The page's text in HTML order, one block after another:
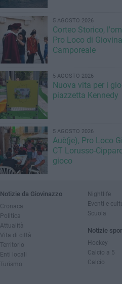
5 AGOSTO 2026
Corteo Storico,
Pro Loco di
Camporeale
5 AGOSTO 2026
Nuova vita per i
piazzetta Kennedy
5 AGOSTO 2026
Auè(je), Pro Loco
CT Lorusso-
gioco
Notizie da Giovinazzo
Cronaca
Politica
Attualità
Vita di città
Territorio
Enti locali
Turismo
Nightlife
Eventi e
Scuola
Notizie
Hockey
Calcio a 5
Calcio